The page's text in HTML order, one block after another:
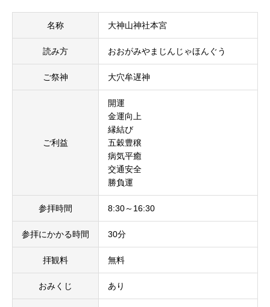
名称 大神山神社本宮
読み方 おおがみやまじんじゃほんぐう
ご祭神 大穴牟遅神
ご利益
開運
金運向上
縁結び
五穀豊穣
病気平癒
交通安全
勝負運
参拝時間 8:30～16:30
参拝にかかる時間 30分
拝観料 無料
おみくじ あり